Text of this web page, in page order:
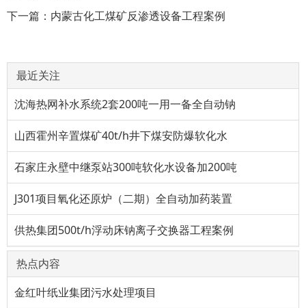
下一篇： 内蒙古化工煤矿反渗透设备工程案例
最近关注
沈海热网补水系统2套200吨一用一备全自动钠
山西霍州辛置煤矿40t/h井下煤安防爆软化水
石家庄永壁中继泵站300吨软化水设备加200吨
J301项目氧化还原炉（二期）全自动加药装置
供热集团500t/h浮动床钠离子交换器工程案例
热点内容
金红叶纸业集团污水处理项目